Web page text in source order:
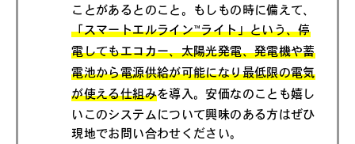
ことがあるとのこと。もしもの時に備えて、
「スマートエルライン™ライト」という、停
電してもエコカー、太陽光発電、発電機や蓄
電池から電源供給が可能になり最低限の電気
が使える仕組みを導入。安価なのことも嬉し
いこのシステムについて興味のある方はぜひ
現地でお問い合わせください。